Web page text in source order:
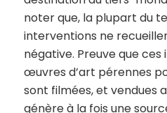
noter que, la plupart du
interventions ne
négative. Preuve que
œuvres d’art pérennes
sont filmées, et vendues
génère à la fois une